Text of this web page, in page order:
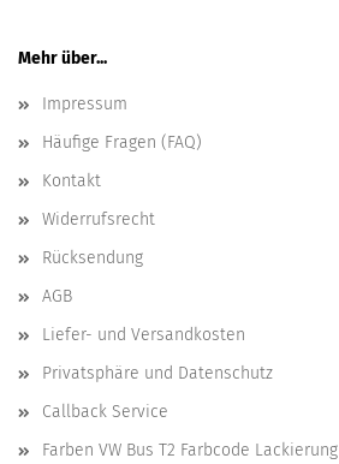
Mehr über...
Impressum
Häufige Fragen (FAQ)
Kontakt
Widerrufsrecht
Rücksendung
AGB
Liefer- und Versandkosten
Privatsphäre und Datenschutz
Callback Service
Farben VW Bus T2 Farbcode Lackierung